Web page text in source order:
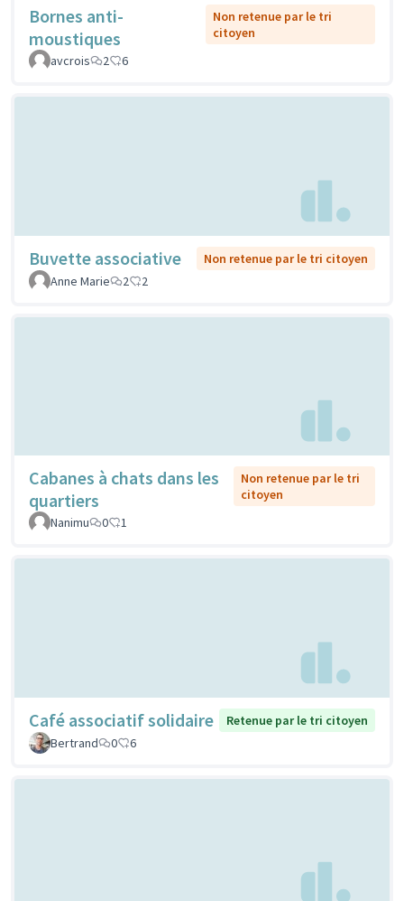
Bornes anti-
moustiques
Non retenue par le tri
citoyen
avcrois
2 6
Buvette associative
Non retenue par le tri citoyen
Anne Marie
2 2
Cabanes à chats dans les
quartiers
Non retenue par le tri
citoyen
Nanimu
0 1
Café associatif solidaire
Retenue par le tri citoyen
Bertrand
0 6